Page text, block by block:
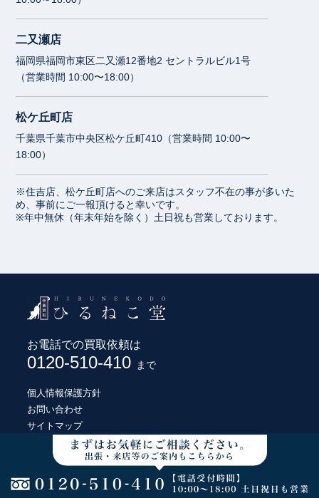
二又瀬店
福岡県福岡市東区二又瀬12番地2 セントラルビル1号
（営業時間 10:00〜18:00）
松ケ丘町店
千葉県千葉市中央区松ケ丘町410（営業時間 10:00〜
18:00）
※住吉店、松ケ丘町店へのご来店はスタッフ不在の事が多いた
め、事前にご一報頂けると幸いです。
※年中無休（年末年始を除く）土日祝も営業しております。
お電話での買取依頼は
0120-510-410 まで
個人情報保護方針
お問い合わせ
サイトマップ
© HIRUNEKODO CO., LTD.